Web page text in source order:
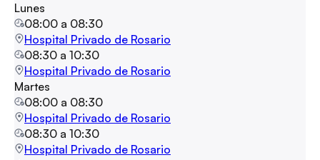
Lunes
08:00 a 08:30
Hospital Privado de Rosario
08:30 a 10:30
Hospital Privado de Rosario
Martes
08:00 a 08:30
Hospital Privado de Rosario
08:30 a 10:30
Hospital Privado de Rosario